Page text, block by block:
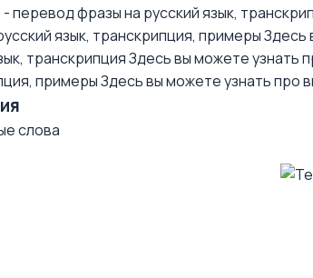
перевод фразы на русский язык,
язык, транскрипция, примерыЗдесь
транскрипцияЗдесь вы можете узнать
примерыЗдесь вы можете узнать про
слова